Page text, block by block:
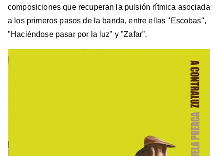
composiciones que recuperan la pulsión rítmica asociada
a los primeros pasos de la banda, entre ellas "Escobas",
"Haciéndose pasar por la luz" y "Zafar".